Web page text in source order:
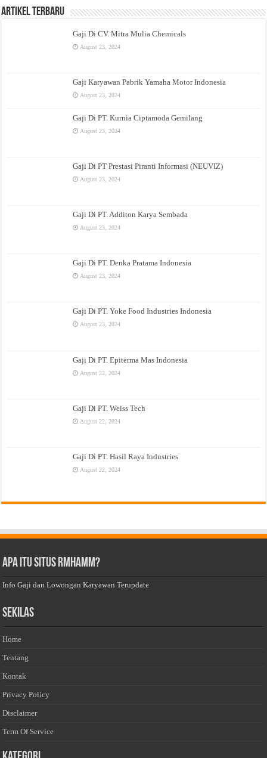
Artikel Terbaru
Gaji Di CV. Mitra Mulia Chemicals
August 23, 2024
Gaji Karyawan Pabrik Yamaha Motor Indonesia
August 23, 2024
Gaji Di PT. Kurnia Ciptamoda Gemilang
August 23, 2024
Gaji Di PT Prestasi Piranti Informasi (NEUVIZ)
August 23, 2024
Gaji Di PT. Additon Karya Sembada
August 23, 2024
Gaji Di PT. Denka Pratama Indonesia
August 23, 2024
Gaji Di PT. Yoke Food Industries Indonesia
August 23, 2024
Gaji Di PT. Epiterma Mas Indonesia
August 22, 2024
Gaji Di PT. Weiss Tech
August 22, 2024
Gaji Di PT. Hasil Raya Industries
August 22, 2024
Apa Itu Situs Rmhamm?
Info Gaji dan Lowongan Karyawan Terupdate
Sekilas
Home
Tentang
Kontak
Privacy Policy
Disclaimer
Term Of Service